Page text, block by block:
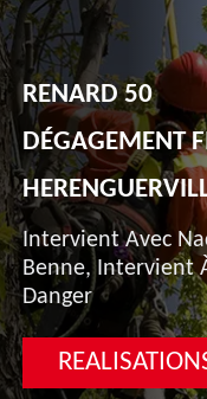
RENARD 50
DÉGAGEMENT
Intervient Avec
Benne, Intervient
Danger